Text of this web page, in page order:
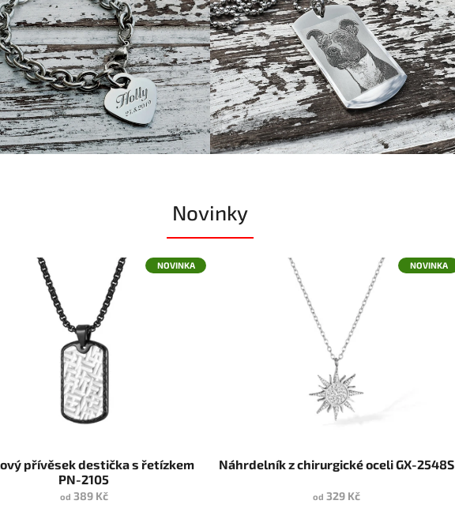
Novinky
NOVINKA
přívěsek destička s řetízkem
PN-2105
od 389 Kč
NOVINKA
Náhrdelník z chirurgické oceli GX-2548S
od 329 Kč